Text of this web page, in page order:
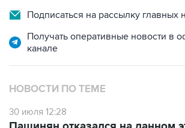
Подписаться на рассылку главных
Получать оперативные новости в
канале
НОВОСТИ ПО ТЕМЕ
30 июля 12:28